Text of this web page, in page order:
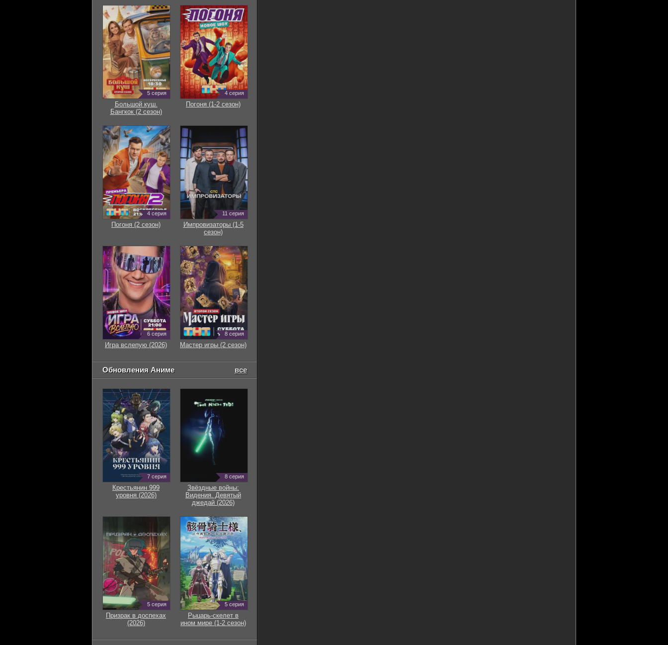
5 серия
Большой куш.
Бангкок (2 сезон)
4 серия
Погоня (1-2 сезон)
4 серия
Погоня (2 сезон)
11 серия
Импровизаторы (1-5
сезон)
6 серия
Игра вслепую (2026)
8 серия
Мастер игры (2 сезон)
Обновления Аниме все
7 серия
Крестьянин 999
уровня (2026)
8 серия
Звёздные войны:
Видения. Девятый
джедай (2026)
5 серия
Призрак в доспехах
(2026)
5 серия
Рыцарь-скелет в
ином мире (1-2 сезон)